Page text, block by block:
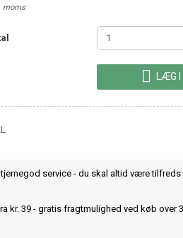
moms
 LÆG
service - du skal altid være tilfreds
kr. 39 - gratis fragtmulighed ved køb over